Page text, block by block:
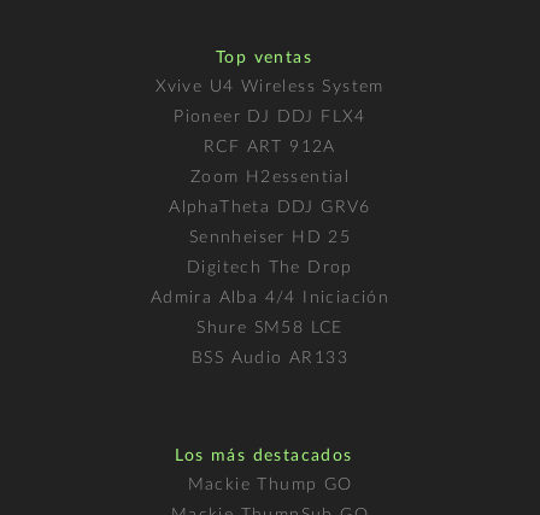
Top ventas
Xvive U4 Wireless System
Pioneer DJ DDJ FLX4
RCF ART 912A
Zoom H2essential
AlphaTheta DDJ GRV6
Sennheiser HD 25
Digitech The Drop
Admira Alba 4/4 Iniciación
Shure SM58 LCE
BSS Audio AR133
Los más destacados
Mackie Thump GO